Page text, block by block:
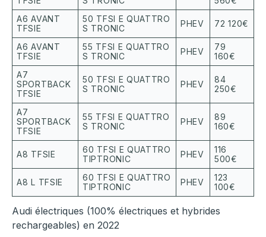
A6 AVANT
TFSIE
50 TFSI E QUATTRO
S TRONIC
PHEV 72 120€
A6 AVANT
TFSIE
55 TFSI E QUATTRO
S TRONIC
PHEV
79
160€
A7
SPORTBACK
TFSIE
50 TFSI E QUATTRO
S TRONIC
PHEV
84
250€
A7
SPORTBACK
TFSIE
55 TFSI E QUATTRO
S TRONIC
PHEV
89
160€
A8 TFSIE
60 TFSI E QUATTRO
TIPTRONIC
PHEV
116
500€
A8 L TFSIE
60 TFSI E QUATTRO
TIPTRONIC
PHEV
123
100€
Audi électriques (100% électriques et hybrides
rechargeables) en 2022